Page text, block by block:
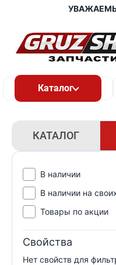
УВАЖАЕМЫЕ
КАТАЛОГ
В наличии
В наличии на
Товары по акции
Свойства
Нет свойств для